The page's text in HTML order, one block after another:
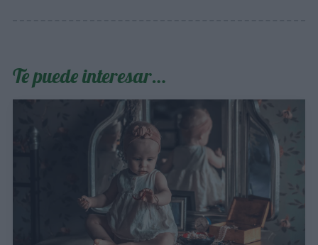
Te puede interesar…